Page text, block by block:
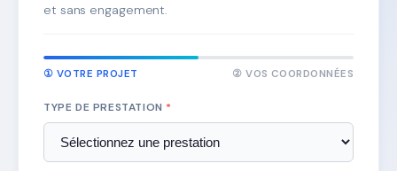
et sans engagement.
① VOTRE PROJET ② VOS COORDONNÉES
TYPE DE PRESTATION *